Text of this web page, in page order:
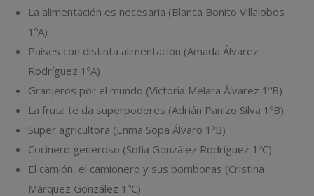
La alimentación es necesaria (Blanca Bonito Villalobos
1ºA)
Países con distinta alimentación (Amada Álvarez
Rodríguez 1ºA)
Granjeros por el mundo (Victoria Melara Álvarez 1ºB)
La fruta te da superpoderes (Adrián Panizo Silva 1ºB)
Super agricultora (Enma Sopa Álvaro 1ºB)
Cocinero generoso (Sofía González Rodríguez 1ºC)
El camión, el camionero y sus bombonas (Cristina
Márquez González 1ºC)